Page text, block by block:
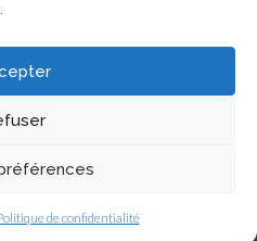
de confidentialité
Royal, L-2449 Luxembourg
F922
Tous droits réservés -